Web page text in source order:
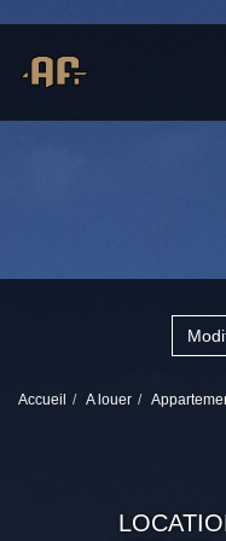
Accueil A louer